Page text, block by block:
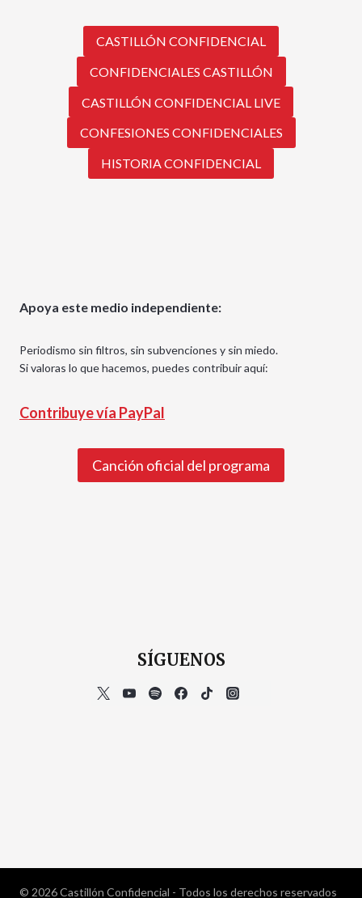
CASTILLÓN CONFIDENCIAL
CONFIDENCIALES CASTILLÓN
CASTILLÓN CONFIDENCIAL LIVE
CONFESIONES CONFIDENCIALES
HISTORIA CONFIDENCIAL
Apoya este medio independiente:
Periodismo sin filtros, sin subvenciones y sin miedo.
Si valoras lo que hacemos, puedes contribuir aquí:
Contribuye vía PayPal
Canción oficial del programa
SÍGUENOS
© 2026 Castillón Confidencial - Todos los derechos reservados